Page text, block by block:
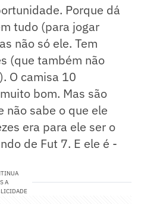
Porque dá
tudo (para jogar
não só ele. Tem
(que também não
O camisa 10
bom. Mas são
não sabe o que ele
era para ele ser o
de Fut 7. E ele é -
A